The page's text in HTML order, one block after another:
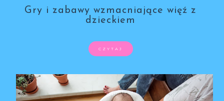
Gry i zabawy wzmacniające więź z
dzieckiem
CZYTAJ